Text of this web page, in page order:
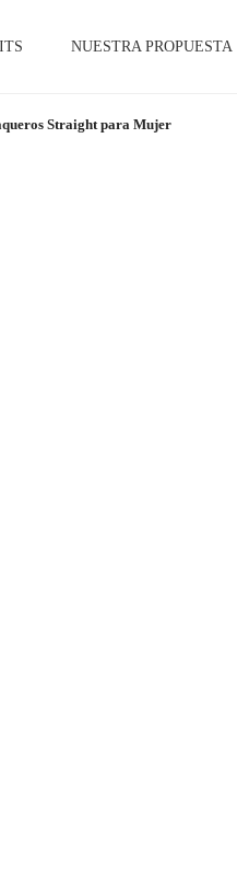
NUESTRA PROPUESTA
Straight para Mujer